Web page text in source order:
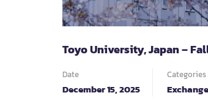
Toyo University, Japan –
Date
December 15, 2025
Categories